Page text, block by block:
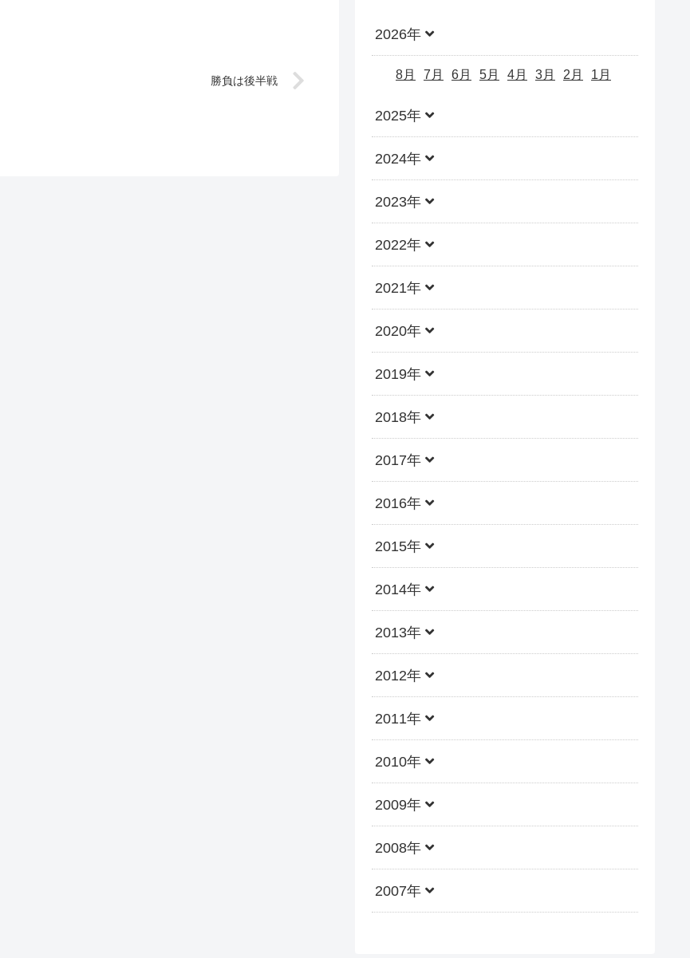
勝負は後半戦
2026年
8月 7月 6月 5月 4月 3月 2月 1月
2025年
2024年
2023年
2022年
2021年
2020年
2019年
2018年
2017年
2016年
2015年
2014年
2013年
2012年
2011年
2010年
2009年
2008年
2007年